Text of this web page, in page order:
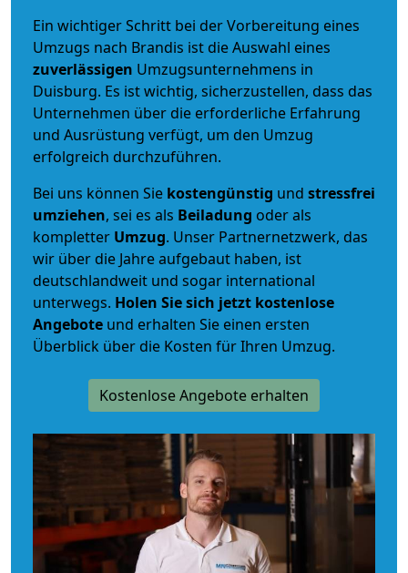
Ein wichtiger Schritt bei der Vorbereitung eines
Umzugs nach Brandis ist die Auswahl eines
zuverlässigen Umzugsunternehmens in
Duisburg. Es ist wichtig, sicherzustellen, dass das
Unternehmen über die erforderliche Erfahrung
und Ausrüstung verfügt, um den Umzug
erfolgreich durchzuführen.
Bei uns können Sie kostengünstig und stressfrei
umziehen, sei es als Beiladung oder als
kompletter Umzug. Unser Partnernetzwerk, das
wir über die Jahre aufgebaut haben, ist
deutschlandweit und sogar international
unterwegs. Holen Sie sich jetzt kostenlose
Angebote und erhalten Sie einen ersten
Überblick über die Kosten für Ihren Umzug.
Kostenlose Angebote erhalten